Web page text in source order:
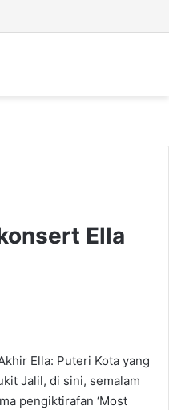
Ella
Ella: Puteri Kota yang
Jalil, di sini, semalam
pengiktirafan ‘Most